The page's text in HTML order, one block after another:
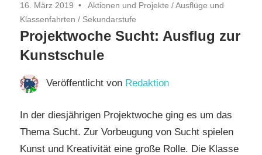
16. März 2019 Aktionen und Projekte /Ausflüge und
Klassenfahrten / Sekundarstufe
Projektwoche Sucht: Ausflug zur
Kunstschule
Veröffentlicht von Redaktion
In der diesjährigen Projektwoche ging es um das
Thema Sucht. Zur Vorbeugung von Sucht spielen
Kunst und Kreativität eine große Rolle. Die Klasse